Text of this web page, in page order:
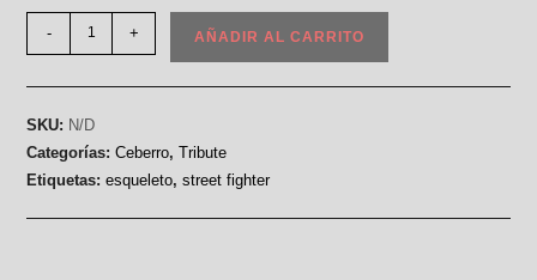
- + AÑADIR AL CARRITO
SKU: N/D
Categorías:Ceberro,Tribute
Etiquetas:esqueleto,street fighter